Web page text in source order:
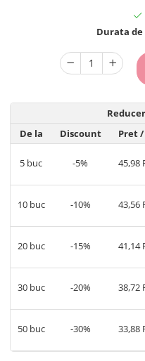
Durata
De la
Discount Pret/
5 buc -5% 45,98
10buc -10% 43,56
20buc -15% 41,14
30buc -20% 38,72
50buc -30% 33,88